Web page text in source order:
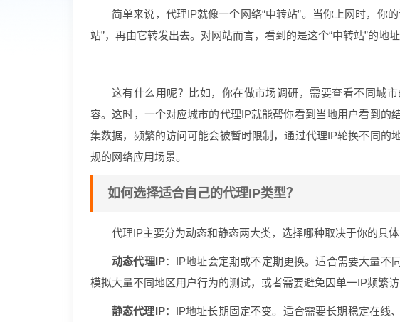
简单来说，代理IP就像一个网络“中转站”。当你上网时，你
站”，再由它转发出去。对网站而言，看到的是这个“中转站”的地
这有什么用呢？比如，你在做市场调研，需要查看不同城
容。这时，一个对应城市的代理IP就能帮你看到当地用户看到的
集数据，频繁的访问可能会被暂时限制，通过代理IP轮换不同的
规的网络应用场景。
如何选择适合自己的代理IP类型？
代理IP主要分为动态和静态两大类，选择哪种取决于你的具体
动态代理IP：IP地址会定期或不定期更换。适合需要大量不
模拟大量不同地区用户行为的测试，或者需要避免因单一IP频繁
静态代理IP：IP地址长期固定不变。适合需要长期稳定在线